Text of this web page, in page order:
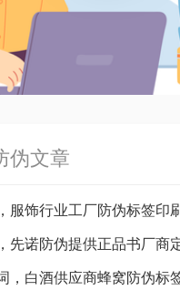
伪文章
服饰行业工厂防伪标签印
先诺防伪提供正品书厂商
，白酒供应商蜂窝防伪标